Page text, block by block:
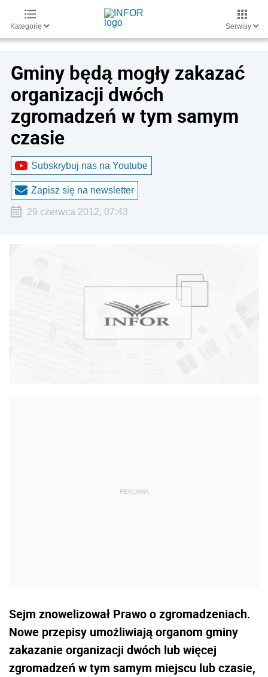
Kategorie Serwisy
Gminy będą mogły zakazać
organizacji dwóch
zgromadzeń w tym samym
czasie
Subskrybuj nas na Youtube
Zapisz się na newsletter
29 czerwca 2012, 07:43
Sejm znowelizował Prawo o zgromadzeniach.
Nowe przepisy umożliwiają organom gminy
zakazanie organizacji dwóch lub więcej
zgromadzeń w tym samym miejscu lub czasie,